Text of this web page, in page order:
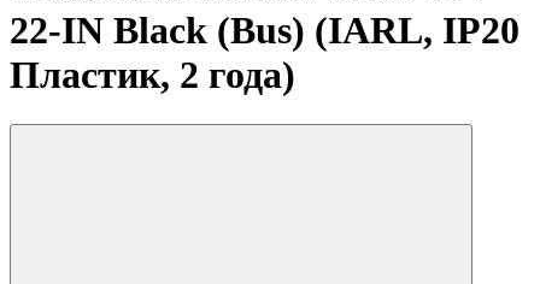
22-IN Black (Bus) (IARL, IP20
Пластик, 2 года)